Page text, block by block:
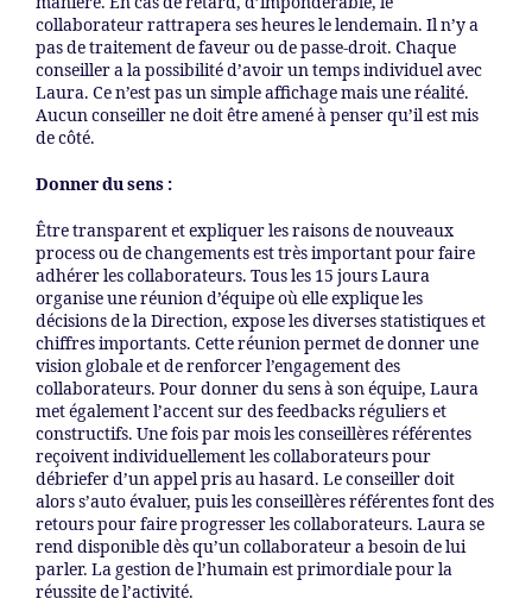
collaborateur rattrapera ses heures le lendemain. Il n’y a
pas de traitement de faveur ou de passe-droit. Chaque
conseiller a la possibilité d’avoir un temps individuel avec
Laura. Ce n’est pas un simple affichage mais une réalité.
Aucun conseiller ne doit être amené à penser qu’il est mis
de côté.
Donner du sens :
Être transparent et expliquer les raisons de nouveaux
process ou de changements est très important pour faire
adhérer les collaborateurs. Tous les 15 jours Laura
organise une réunion d’équipe où elle explique les
décisions de la Direction, expose les diverses statistiques et
chiffres importants. Cette réunion permet de donner une
vision globale et de renforcer l’engagement des
collaborateurs. Pour donner du sens à son équipe, Laura
met également l’accent sur des feedbacks réguliers et
constructifs. Une fois par mois les conseillères référentes
reçoivent individuellement les collaborateurs pour
débriefer d’un appel pris au hasard. Le conseiller doit
alors s’auto évaluer, puis les conseillères référentes font des
retours pour faire progresser les collaborateurs. Laura se
rend disponible dès qu’un collaborateur a besoin de lui
parler. La gestion de l’humain est primordiale pour la
réussite de l’activité.